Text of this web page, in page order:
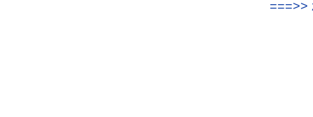
===>>